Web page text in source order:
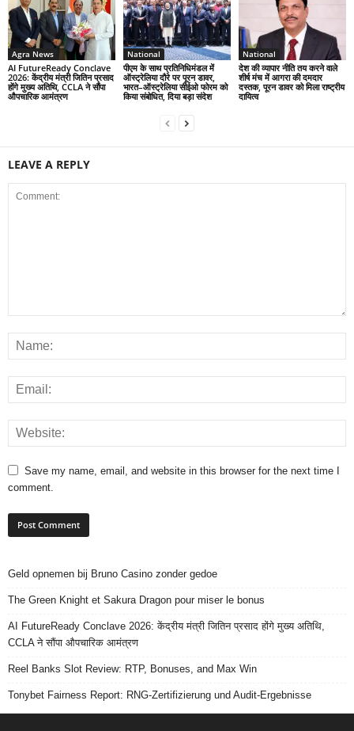
Agra News
AI FutureReady Conclave
2026: केंद्रीय मंत्री जितिन प्रसाद
होंगे मुख्य अतिथि, CCLA ने सौंपा
औपचारिक आमंत्रण
National
पीएम के साथ प्रतिनिधिमंडल में
ऑस्ट्रेलिया दौरे पर पूरन डावर,
भारत–ऑस्ट्रेलिया सीईओ फोरम को
किया संबोधित, दिया बड़ा संदेश
National
देश की व्यापार नीति तय करने वाले
शीर्ष मंच में आगरा की दमदार
दस्तक, पूरन डावर को मिला राष्ट्रीय
दायित्व
LEAVE A REPLY
Save my name, email, and website in this browser for the next time I
comment.
Geld opnemen bij Bruno Casino zonder gedoe
The Green Knight et Sakura Dragon pour miser le bonus
AI FutureReady Conclave 2026: केंद्रीय मंत्री जितिन प्रसाद होंगे मुख्य अतिथि,
CCLA ने सौंपा औपचारिक आमंत्रण
Reel Banks Slot Review: RTP, Bonuses, and Max Win
Tonybet Fairness Report: RNG-Zertifizierung und Audit-Ergebnisse